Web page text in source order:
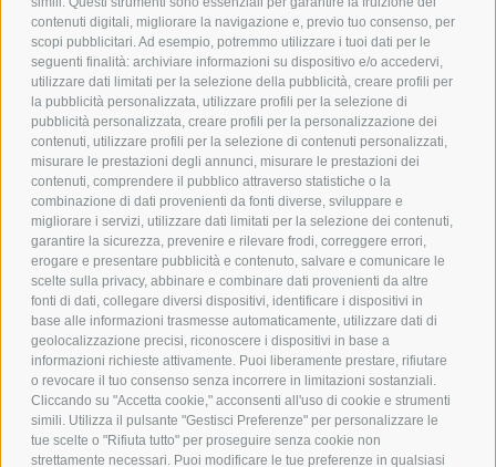
contenuti digitali, migliorare la navigazione e, previo tuo consenso, per
scopi pubblicitari. Ad esempio, potremmo utilizzare i tuoi dati per le
seguenti finalità: archiviare informazioni su dispositivo e/o accedervi,
utilizzare dati limitati per la selezione della pubblicità, creare profili per
la pubblicità personalizzata, utilizzare profili per la selezione di
pubblicità personalizzata, creare profili per la personalizzazione dei
contenuti, utilizzare profili per la selezione di contenuti personalizzati,
misurare le prestazioni degli annunci, misurare le prestazioni dei
contenuti, comprendere il pubblico attraverso statistiche o la
combinazione di dati provenienti da fonti diverse, sviluppare e
migliorare i servizi, utilizzare dati limitati per la selezione dei contenuti,
garantire la sicurezza, prevenire e rilevare frodi, correggere errori,
erogare e presentare pubblicità e contenuto, salvare e comunicare le
scelte sulla privacy, abbinare e combinare dati provenienti da altre
fonti di dati, collegare diversi dispositivi, identificare i dispositivi in
base alle informazioni trasmesse automaticamente, utilizzare dati di
geolocalizzazione precisi, riconoscere i dispositivi in base a
informazioni richieste attivamente. Puoi liberamente prestare, rifiutare
o revocare il tuo consenso senza incorrere in limitazioni sostanziali.
Cliccando su "Accetta cookie," acconsenti all'uso di cookie e strumenti
simili. Utilizza il pulsante "Gestisci Preferenze" per personalizzare le
tue scelte o "Rifiuta tutto" per proseguire senza cookie non
strettamente necessari. Puoi modificare le tue preferenze in qualsiasi
POLICY
PRIVACY POLICY
COOKIE POLICY
PAGAMENTI SICURI
AZIENDA
CHI SIAMO
MARCHI TRATTATI
CONDOMINI
Bonifico